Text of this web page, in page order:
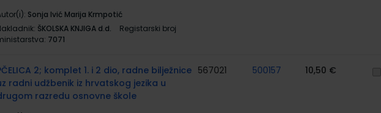
Sonja Ivić Marija Krmpotić
ŠKOLSKA KNJIGA d.d.
Registarski broj
7071
2; komplet 1. i 2 dio, radne bilježnice
radni udžbenik iz hrvatskog jezika u
razredu osnovne škole
567021 500157 10,50 €